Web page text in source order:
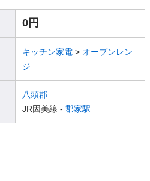
0円
キッチン家電 > オーブンレン
ジ
八頭郡
JR因美線 - 郡家駅